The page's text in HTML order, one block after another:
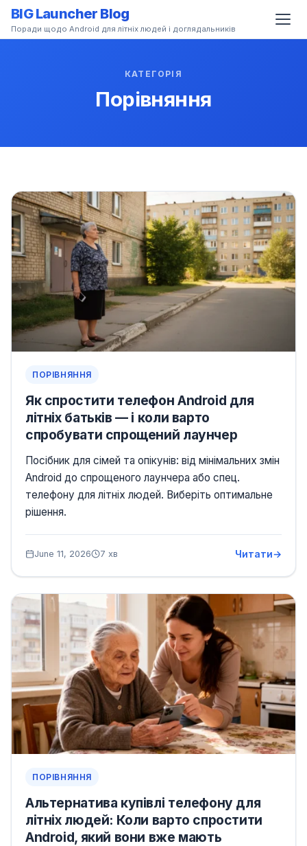
BIG Launcher Blog
Поради щодо Android для літніх людей і доглядальників
КАТЕГОРІЯ
Порівняння
ПОРІВНЯННЯ
Як спростити телефон Android для
літніх батьків — і коли варто
спробувати спрощений лаунчер
Посібник для сімей та опікунів: від мінімальних змін
Android до спрощеного лаунчера або спец.
телефону для літніх людей. Виберіть оптимальне
рішення.
June 11, 2026 7 хв Читати
ПОРІВНЯННЯ
Альтернатива купівлі телефону для
літніх людей: Коли варто спростити
Android, який вони вже мають